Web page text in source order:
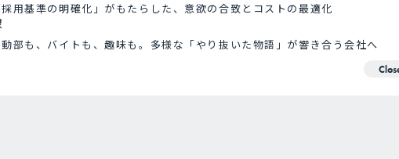
用基準の明確化」がもたらした、意欲の合致とコストの最適化
部も、バイトも、趣味も。多様な「やり抜いた物語」が響き合う会社へ